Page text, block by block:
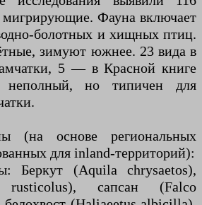
Фауна включает
болотных и хищных птиц.
зимуют южнее. 23 вида в
5 — в Красной книге
неполный, но типичен для
(на основе региональных
для inland-территорий):
Беркут (Aquila chrysaetos),
сапсан (Falco